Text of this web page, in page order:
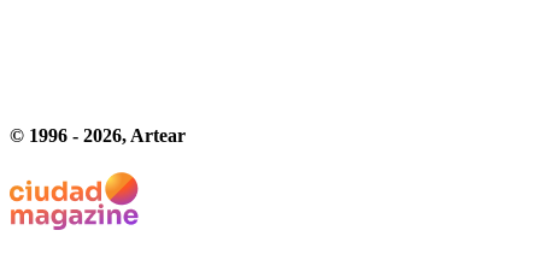
© 1996 - 2026, Artear